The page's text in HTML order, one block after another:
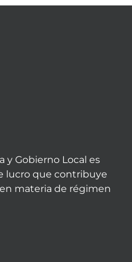
y Gobierno Local es
lucro que contribuye
materia de régimen